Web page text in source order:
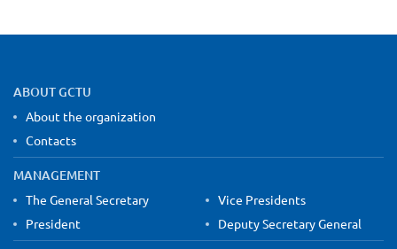
Site map and contact information
ABOUT GCTU
About the organization
Contacts
MANAGEMENT
The General Secretary
President
Vice Presidents
Deputy Secretary General